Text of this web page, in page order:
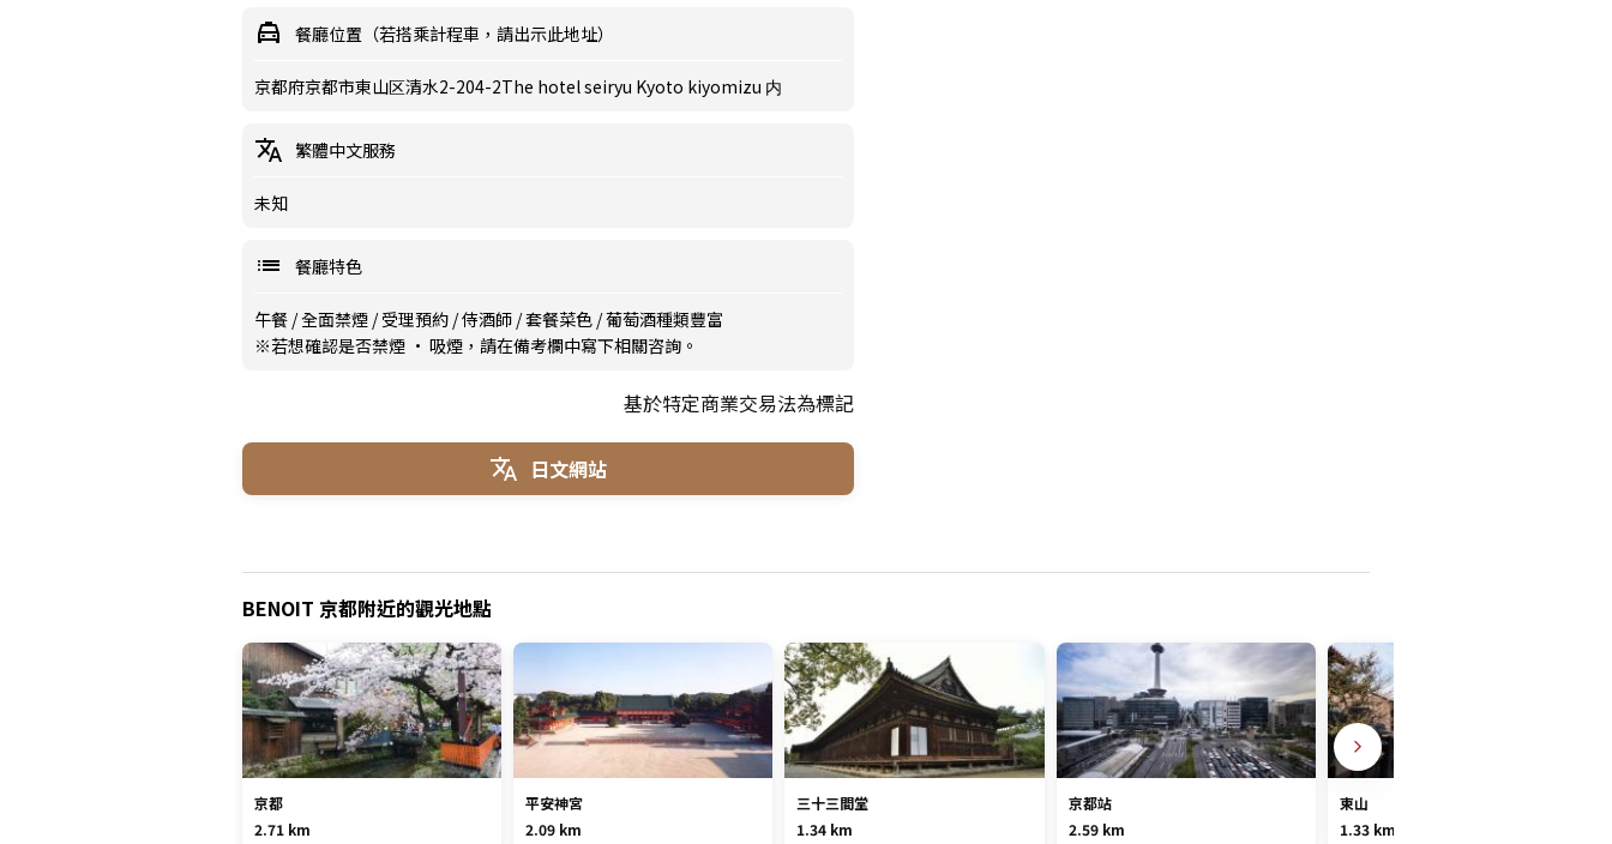
餐廳位置（若搭乘計程車，請出示此地址）
京都府京都市東山区清水2-204-2The hotel seiryu Kyoto kiyomizu 内
繁體中文服務
未知
餐廳特色
午餐 /全面禁煙 /受理預約 /侍酒師 /套餐菜色 /葡萄酒種類豐富
※若想確認是否禁煙 · 吸煙，請在備考欄中寫下相關咨詢。
基於特定商業交易法為標記
日文網站
BENOIT 京都附近的觀光地點
京都
2.71 km
平安神宮
2.09 km
三十三間堂
1.34 km
京都站
2.59 km
東山
1.33 km